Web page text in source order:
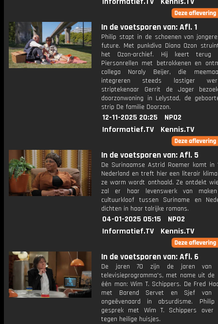
In de voetsporen van: Afl. 1
Philip stapt in de schoenen van
future. Met punkdiva Diana Ozon
het Ozon-archief. Hij keert terug
Piersonrellen met betrokkenen en
collega Noraly Beijer, die
integreren steeds lastiger
striptekenaar Gerrit de Jager
doorzonwoning in Lelystad, de
strip De familie Doorzon.
12-11-2025 20:25
NPO2
Informatief.TV
Kennis.TV
In de voetsporen van: Afl. 5
De Surinaamse Astrid Roemer komt in
Nederland en treft hier een literair
ze warm wordt onthaald. Ze ontdekt
zal er haar levenswerk van
cultuurkloof tussen Suriname en
dichten in haar talrijke romans.
04-01-2025 05:15
NPO2
Informatief.TV
Kennis.TV
In de voetsporen van: Afl. 6
De jaren 70 zijn de jaren van
televisieprogramma's, met name uit de
één man: Wim T. Schippers. De Fred
met Barend Servet en Sjef van
ongeëvenaard in absurdisme.
gesprek met Wim T. Schippers over
tegen heilige huisjes.